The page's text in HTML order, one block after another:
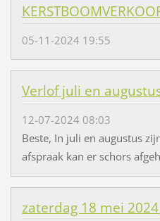
05-11-2024 19:55
Verlof juli en
12-07-2024 08:03
Beste, In juli en augustus
afspraak kan er schors
zaterdag 18 mei